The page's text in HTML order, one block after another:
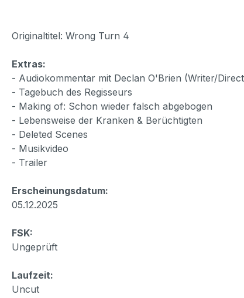
Originaltitel: Wrong Turn 4
Extras:
- Audiokommentar mit Declan O'Brien (Writer/
- Tagebuch des Regisseurs
- Making of: Schon wieder falsch abgebogen
- Lebensweise der Kranken & Berüchtigten
- Deleted Scenes
- Musikvideo
- Trailer
Erscheinungsdatum:
05.12.2025
FSK:
Ungeprüft
Laufzeit:
Uncut